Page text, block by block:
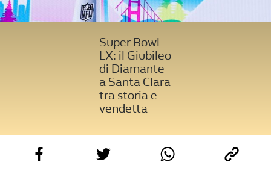
Super Bowl
LX: il Giubileo
di Diamante
a Santa Clara
tra storia e
vendetta